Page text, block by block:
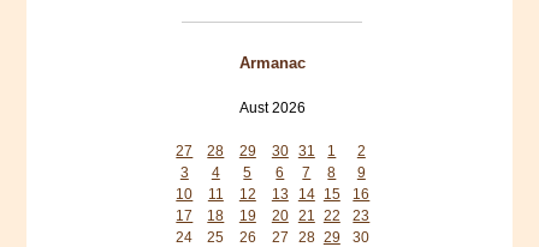
Armanac
Aust 2026
27
28 29 30 31 1
2
3
4 5 6 7 8
9
10
11 12 13 14 15
16
17
18 19 20 21 22
23
24
25 26 27 28 29
30